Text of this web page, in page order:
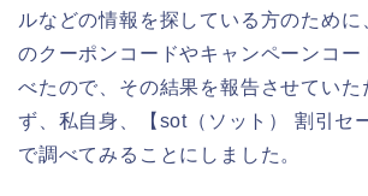
ルなどの情報を探している方のために
のクーポンコードやキャンペーンコー
べたので、その結果を報告させていた
ず、私自身、【sot（ソット） 割引セ
で調べてみることにしました。